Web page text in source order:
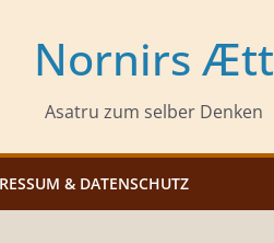
Nornirs Ætt
Asatru zum selber Denken
& DATENSCHUTZ